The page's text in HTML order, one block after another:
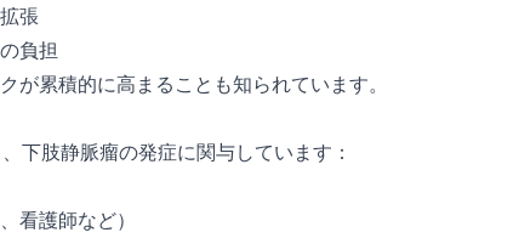
張
負担
が累積的に高まることも知られています。
下肢静脈瘤の発症に関与しています：
看護師など）